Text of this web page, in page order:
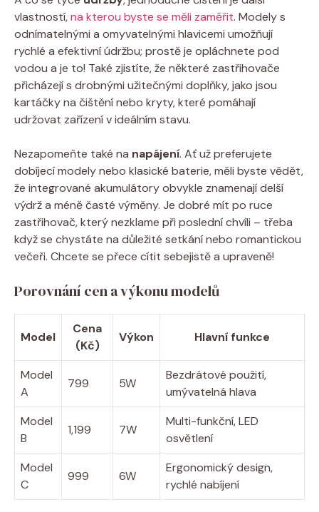
vlastností,na kterou byste se měli zaměřit. Modely s
odnímatelnými a omyvatelnými hlavicemi umožňují
rychlé a efektivní údržbu; prostě je opláchnete pod
vodou a je to! Také zjistíte, že některé zastřihovače
přicházejí s drobnými užitečnými doplňky, jako jsou
kartáčky na čištění nebo kryty, které pomáhají
udržovat zařízení v ideálním stavu.
Nezapomeňte také na napájení. Ať už preferujete
dobíjecí modely nebo klasické baterie, měli byste vědět,
že integrované akumulátory obvykle znamenají delší
výdrž a méně časté výměny. Je dobré mít po ruce
zastřihovač, který nezklame při poslední chvíli – třeba
když se chystáte na důležité setkání nebo romantickou
večeři. Chcete se přece cítit sebejistě a upraveně!
Porovnání cen a výkonu modelů
Model
Cena
(Kč)
Výkon Hlavní funkce
Model
A
799 5W
Bezdrátové použití,
umývatelná hlava
Model
B
1,199 7W
Multi-funkční, LED
osvětlení
Model
C
999 6W
Ergonomický design,
rychlé nabíjení